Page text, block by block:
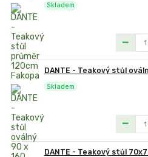
Skladem
DANTE - Teakový stůl
Skladem
DANTE - Teakový stůl